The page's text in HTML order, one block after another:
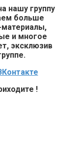
нашу группу
больше
и многое
эксклюзив
!